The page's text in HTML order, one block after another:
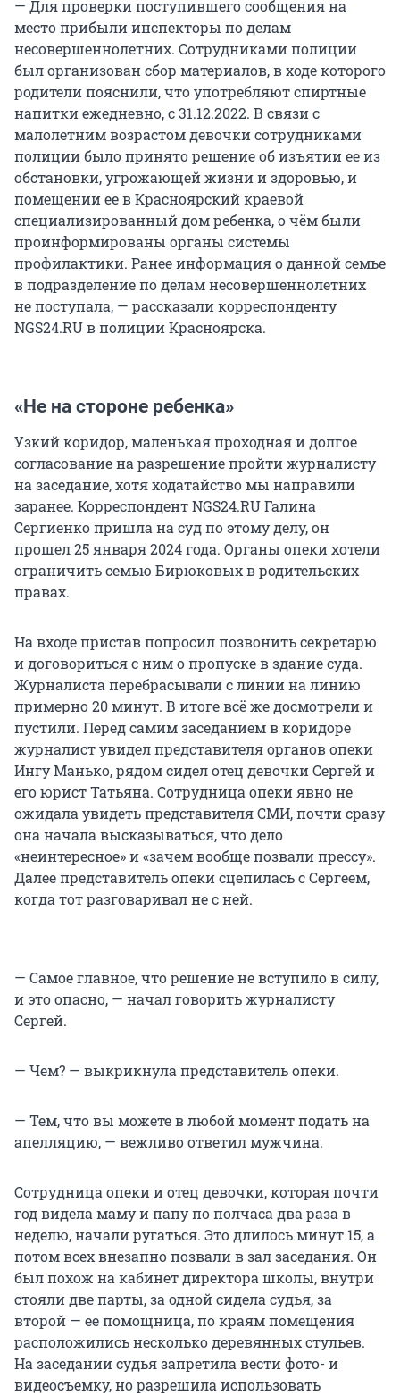
— Для проверки поступившего сообщения на
место прибыли инспекторы по делам
несовершеннолетних. Сотрудниками полиции
был организован сбор материалов, в ходе которого
родители пояснили, что употребляют спиртные
напитки ежедневно, с 31.12.2022. В связи с
малолетним возрастом девочки сотрудниками
полиции было принято решение об изъятии ее из
обстановки, угрожающей жизни и здоровью, и
помещении ее в Красноярский краевой
специализированный дом ребенка, о чём были
проинформированы органы системы
профилактики. Ранее информация о данной семье
в подразделение по делам несовершеннолетних
не поступала, — рассказали корреспонденту
NGS24.RU в полиции Красноярска.
«Не на стороне ребенка»
Узкий коридор, маленькая проходная и долгое
согласование на разрешение пройти журналисту
на заседание, хотя ходатайство мы направили
заранее. Корреспондент NGS24.RU Галина
Сергиенко пришла на суд по этому делу, он
прошел 25 января 2024 года. Органы опеки хотели
ограничить семью Бирюковых в родительских
правах.
На входе пристав попросил позвонить секретарю
и договориться с ним о пропуске в здание суда.
Журналиста перебрасывали с линии на линию
примерно 20 минут. В итоге всё же досмотрели и
пустили. Перед самим заседанием в коридоре
журналист увидел представителя органов опеки
Ингу Манько, рядом сидел отец девочки Сергей и
его юрист Татьяна. Сотрудница опеки явно не
ожидала увидеть представителя СМИ, почти сразу
она начала высказываться, что дело
«неинтересное» и «зачем вообще позвали прессу».
Далее представитель опеки сцепилась с Сергеем,
когда тот разговаривал не с ней.
— Самое главное, что решение не вступило в силу,
и это опасно, — начал говорить журналисту
Сергей.
— Чем? — выкрикнула представитель опеки.
— Тем, что вы можете в любой момент подать на
апелляцию, — вежливо ответил мужчина.
Сотрудница опеки и отец девочки, которая почти
год видела маму и папу по полчаса два раза в
неделю, начали ругаться. Это длилось минут 15, а
потом всех внезапно позвали в зал заседания. Он
был похож на кабинет директора школы, внутри
стояли две парты, за одной сидела судья, за
второй — ее помощница, по краям помещения
расположились несколько деревянных стульев.
На заседании судья запретила вести фото- и
видеосъемку, но разрешила использовать